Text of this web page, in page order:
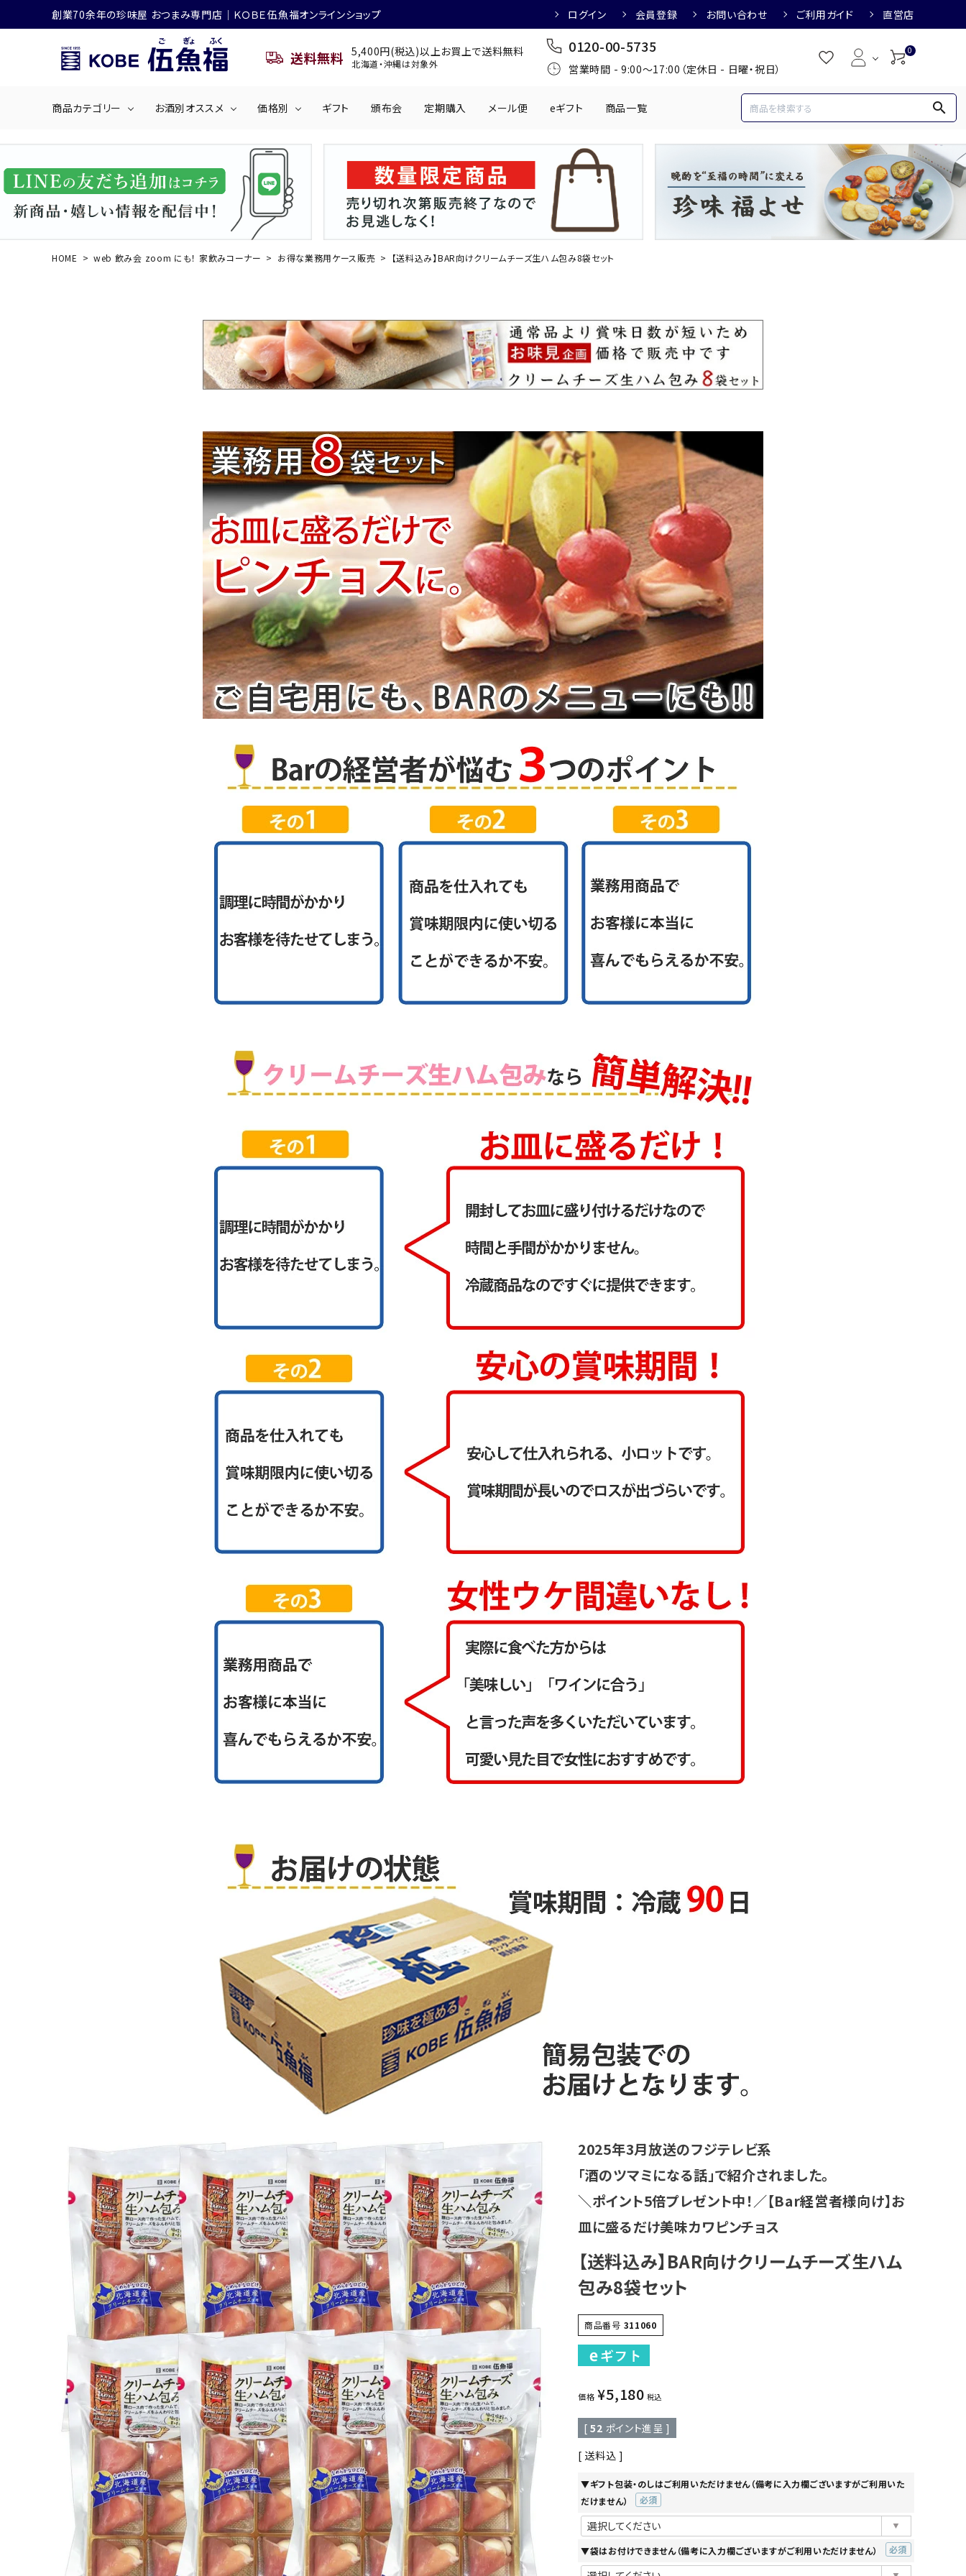
創業70余年の珍味屋 おつまみ専門店│ＫＯＢＥ伍魚福オンラインショップ ログイン 会員登録 お問い合わせ ご利用ガイド 直営店
送料無料 5,400円(税込)以上お買上で送料無料
北海道・沖縄は対象外
0120-00-5735
営業時間 - 9:00～17:00（定休日 - 日曜・祝日）
0
商品カテゴリー
くぎ煮 海産物 乳製品 かわきもの
佃煮・ごはんのおとも 丸う
お酒別オススメ
日本酒におすすめ 焼酎におすすめ
価格別
501円～1,000円 1,001円～2,000円 2,001円～3,000円 3,001円～4,000円
4,001円～5,000円 5,001円～
ギフト 頒布会 定期購入 メール便 eギフト 商品一覧 search
ACCOUNT MENU
ログイン 会員登録
HOME web 飲み会 zoom にも！ 家飲みコーナー お得な業務用ケース販売 【送料込み】BAR向けクリームチーズ生ハム包み8袋セット
2025年3月放送のフジテレビ系
「酒のツマミになる話」で紹介されました。
＼ポイント5倍プレゼント中！／【Bar経営者様向け】お
皿に盛るだけ美味カワピンチョス
【送料込み】BAR向けクリームチーズ生ハム
包み8袋セット
商品番号 311060
価格 ¥5,180 税込
[ 52 ポイント進呈 ]
送料込
▼ギフト包装・のしはご利用いただけません（備考に入力欄ございますがご利用いた
だけません）
(必
須)
▼袋はお付けできません（備考に入力欄ございますがご利用いただけません）
(必